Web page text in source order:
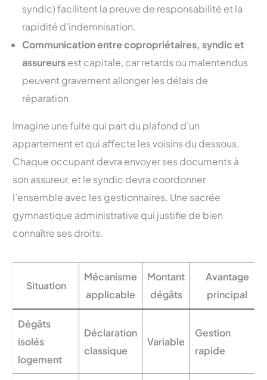
syndic) facilitent la preuve de responsabilité et la
rapidité d’indemnisation.
Communication entre copropriétaires, syndic et
assureursest capitale, car retards ou malentendus
peuvent gravement allonger les délais de
réparation.
Imagine une fuite qui part du plafond d’un
appartement et qui affecte les voisins du dessous.
Chaque occupant devra envoyer ses documents à
son assureur, et le syndic devra coordonner
l’ensemble avec les gestionnaires. Une sacrée
gymnastique administrative qui justifie de bien
connaître ses droits.
Situation
Mécanisme
applicable
Montant
dégâts
Avantage
principal
Dégâts
isolés
logement
Déclaration
classique
Variable
Gestion
rapide